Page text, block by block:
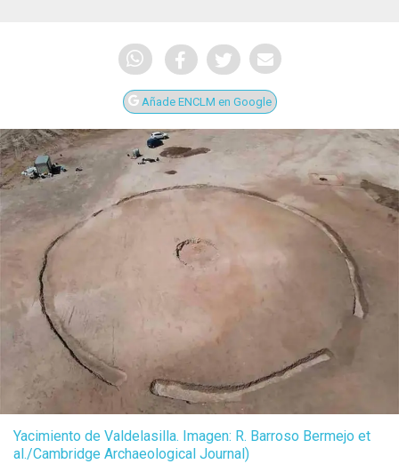
Añade ENCLM en Google
Yacimiento de Valdelasilla. Imagen: R. Barroso Bermejo et
al./Cambridge Archaeological Journal)